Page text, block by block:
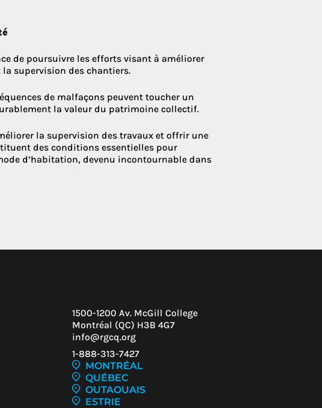
de poursuivre les efforts visant à améliorer
supervision des chantiers.
de malfaçons peuvent toucher un
la valeur du patrimoine collectif.
la supervision des travaux et offrir une
des conditions essentielles pour
d’habitation, devenu incontournable dans
1500-1200 Av. McGill College
Montréal (QC) H3B 4G7
info@rgcq.org
1-888-313-7427
MONTRÉAL
QUÉBEC
OUTAOUAIS
ESTRIE